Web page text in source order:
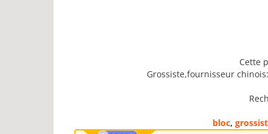
Cette
Grossiste,fournisseur
bloc,